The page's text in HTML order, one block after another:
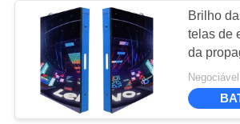
a fase
tela
Brilho
telas de
da
SMD